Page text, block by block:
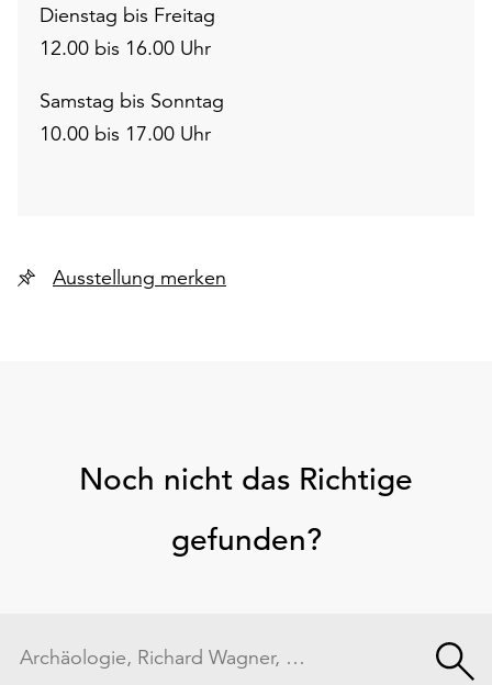
Dienstag bis Freitag
12.00 bis 16.00 Uhr
Samstag bis Sonntag
10.00 bis 17.00 Uhr
Ausstellung merken
Noch nicht das Richtige
gefunden?